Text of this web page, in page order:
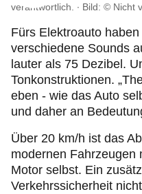
verantwortlich. ∙ Bild: © Nicht
Fürs Elektroauto
verschiedene Sounds
lauter als 75 Dezibel.
Tonkonstruktionen.
eben - wie das Auto
und daher an
Über 20 km/h ist das
modernen Fahrzeugen
Motor selbst. Ein
Verkehrssicherheit